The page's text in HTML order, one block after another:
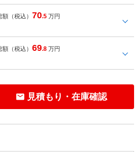
額（税込） 70.5 万円
額（税込）69.8 万円
見積もり・在庫確認